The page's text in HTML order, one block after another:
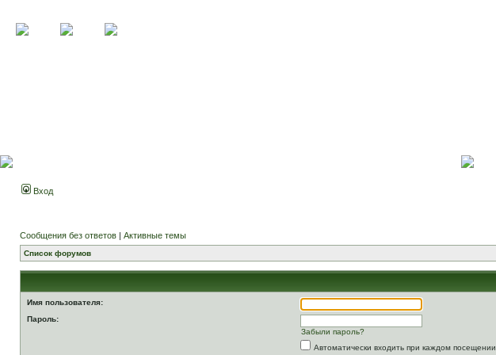
Вход
Сообщения без ответов | Активные темы
Список форумов
Имя пользователя:
Пароль:
Забыли пароль?
Автоматически входить при каждом посещении